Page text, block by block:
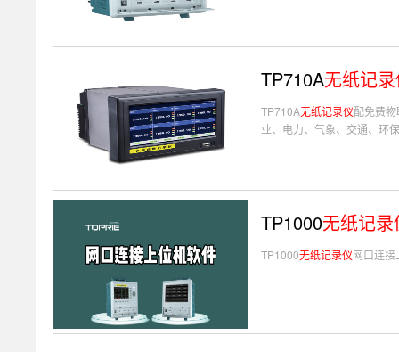
TP710A无纸记
TP710A无纸记录仪配免费
业、电力、气象、交通、环
TP1000无纸记录
TP1000无纸记录仪网口连